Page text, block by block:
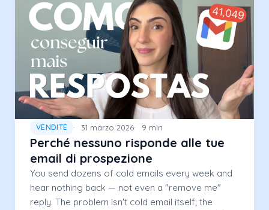
VENDITE 31 marzo 2026 9 min
Perché nessuno risponde alle tue
email di prospezione
You send dozens of cold emails every week and
hear nothing back — not even a "remove me"
reply. The problem isn't cold email itself; the